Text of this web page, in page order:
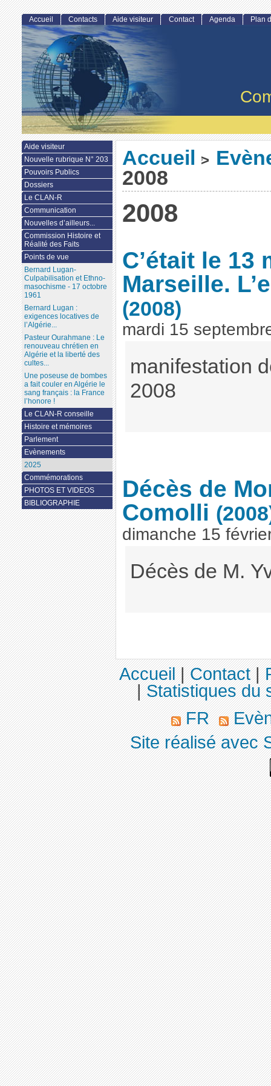
Accueil >
2008
2008
C’était le 13
Marseille.
(2008)
mardi 15
manifestation
2008
Décès de
Comolli
dimanche 15
Décès de M.
Accueil Contacts Aide visiteur Contact Agenda Plan
Aide visiteur
Nouvelle rubrique N° 203
Pouvoirs Publics
Dossiers
Le CLAN-R
Communication
Nouvelles d’ailleurs...
Commission Histoire et
Réalité des Faits
Points de vue
Bernard Lugan-
Culpabilisation et Ethno-
masochisme - 17 octobre
1961
Bernard Lugan :
exigences locatives de
l’Algérie...
Pasteur Ourahmane : Le
renouveau chrétien en
Algérie et la liberté des
cultes...
Une poseuse de bombes
a fait couler en Algérie le
sang français : la France
l’honore !
Le CLAN-R conseille
Histoire et mémoires
Parlement
Evènements
2025
Commémorations
PHOTOS ET VIDEOS
BIBLIOGRAPHIE
Accueil|Contact|
|Statistiques du
FR
Site réalisé avec